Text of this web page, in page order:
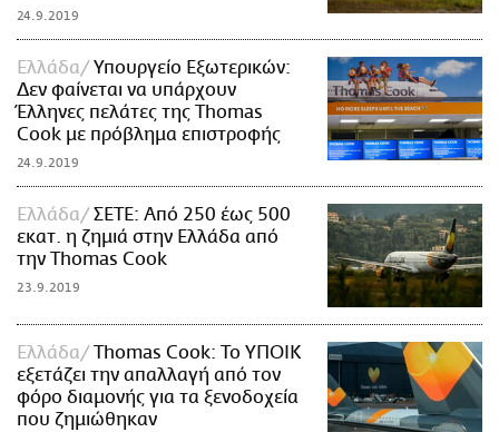
24.9.2019
Ελλάδα
Υπουργείο Εξωτερικών:
Δεν φαίνεται να υπάρχουν
Έλληνες πελάτες της Thomas
Cook με πρόβλημα επιστροφής
24.9.2019
Ελλάδα
ΣΕΤΕ: Από 250 έως 500
εκατ. η ζημιά στην Ελλάδα από
την Thomas Cook
23.9.2019
Ελλάδα
Thomas Cook: Το ΥΠΟΙΚ
εξετάζει την απαλλαγή από τον
φόρο διαμονής για τα ξενοδοχεία
που ζημιώθηκαν